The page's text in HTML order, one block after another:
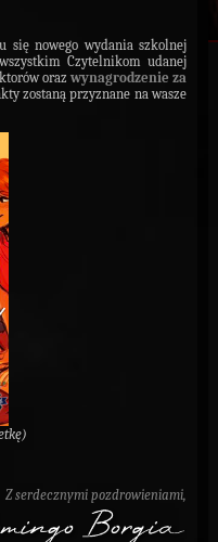
się nowego wydania szkolnej
Czytelnikom udanej
oraz wynagrodzenie za
zostaną przyznane na wasze
Z serdecznymi pozdrowieniami,